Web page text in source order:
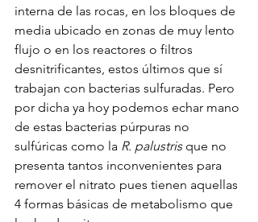
interna de las rocas, en los bloques de
media ubicado en zonas de muy lento
flujo o en los reactores o filtros
desnitrificantes, estos últimos que sí
trabajan con bacterias sulfuradas. Pero
por dicha ya hoy podemos echar mano
de estas bacterias púrpuras no
sulfúricas como la R. palustris que no
presenta tantos inconvenientes para
remover el nitrato pues tienen aquellas
4 formas básicas de metabolismo que